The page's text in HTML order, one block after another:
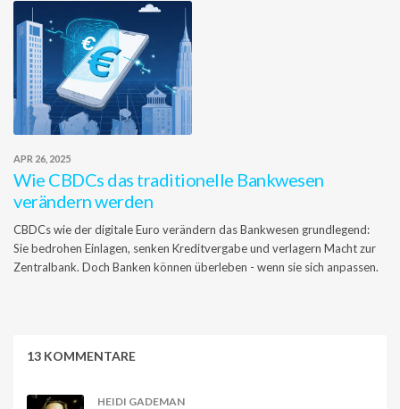
APR 26, 2025
Wie CBDCs das traditionelle Bankwesen
verändern werden
CBDCs wie der digitale Euro verändern das Bankwesen grundlegend:
Sie bedrohen Einlagen, senken Kreditvergabe und verlagern Macht zur
Zentralbank. Doch Banken können überleben - wenn sie sich anpassen.
13 KOMMENTARE
HEIDI GADEMAN